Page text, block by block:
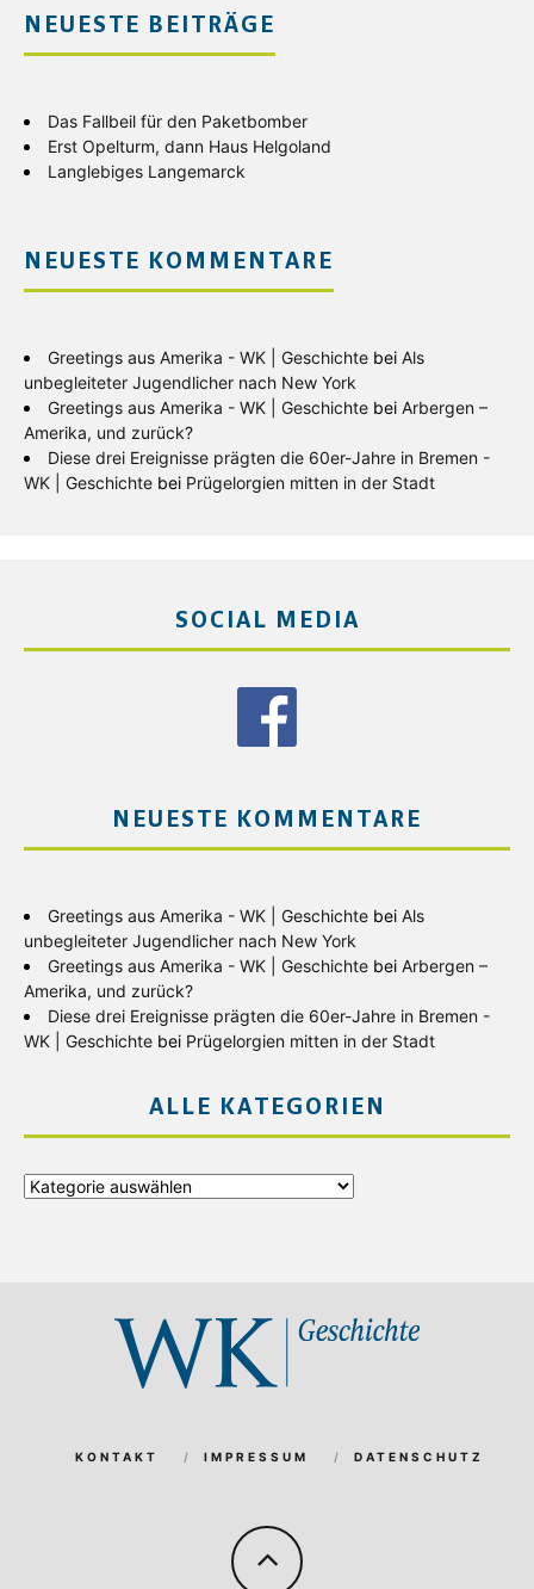
NEUESTE BEITRÄGE
Das Fallbeil für den Paketbomber
Erst Opelturm, dann Haus Helgoland
Langlebiges Langemarck
NEUESTE KOMMENTARE
Greetings aus Amerika - WK | Geschichte bei Als
unbegleiteter Jugendlicher nach New York
Greetings aus Amerika - WK | Geschichte bei Arbergen –
Amerika, und zurück?
Diese drei Ereignisse prägten die 60er-Jahre in Bremen -
WK | Geschichte bei Prügelorgien mitten in der Stadt
SOCIAL MEDIA
NEUESTE KOMMENTARE
Greetings aus Amerika - WK | Geschichte bei Als
unbegleiteter Jugendlicher nach New York
Greetings aus Amerika - WK | Geschichte bei Arbergen –
Amerika, und zurück?
Diese drei Ereignisse prägten die 60er-Jahre in Bremen -
WK | Geschichte bei Prügelorgien mitten in der Stadt
ALLE KATEGORIEN
Alle
KONTAKT IMPRESSUM DATENSCHUTZ